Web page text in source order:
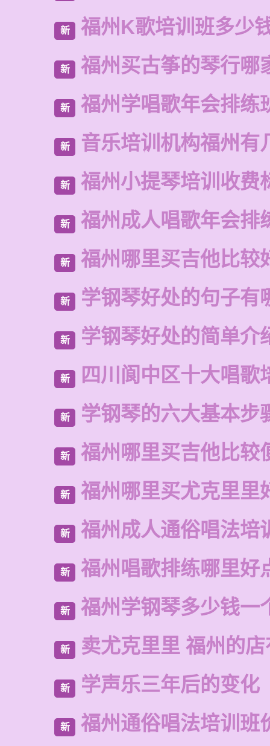
新 福州K歌培训班多少
新 福州买古筝的琴行哪
新 福州学唱歌年会排练
新 音乐培训机构福州有
新 福州小提琴培训收费
新 福州成人唱歌年会排
新 福州哪里买吉他比较
新 学钢琴好处的句子有
新 学钢琴好处的简单介
新 四川阆中区十大唱歌
新 学钢琴的六大基本步
新 福州哪里买吉他比较
新 福州哪里买尤克里里
新 福州成人通俗唱法培
新 福州唱歌排练哪里好
新 福州学钢琴多少钱一
新 卖尤克里里 福州的
新 学声乐三年后的变化
新 福州通俗唱法培训班